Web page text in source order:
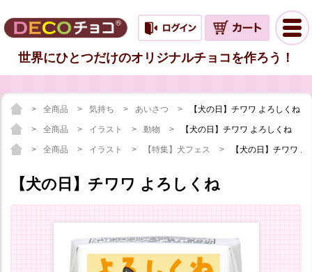
世界にひとつだけのオリジナルチョコを作ろう！
全商品 気持ち あいさつ 【犬の日】チワワ よろしくね
全商品 イラスト 動物 【犬の日】チワワ よろしくね
全商品 イラスト 【特集】犬フェス 【犬の日】チワワ
【犬の日】チワワ よろしくね